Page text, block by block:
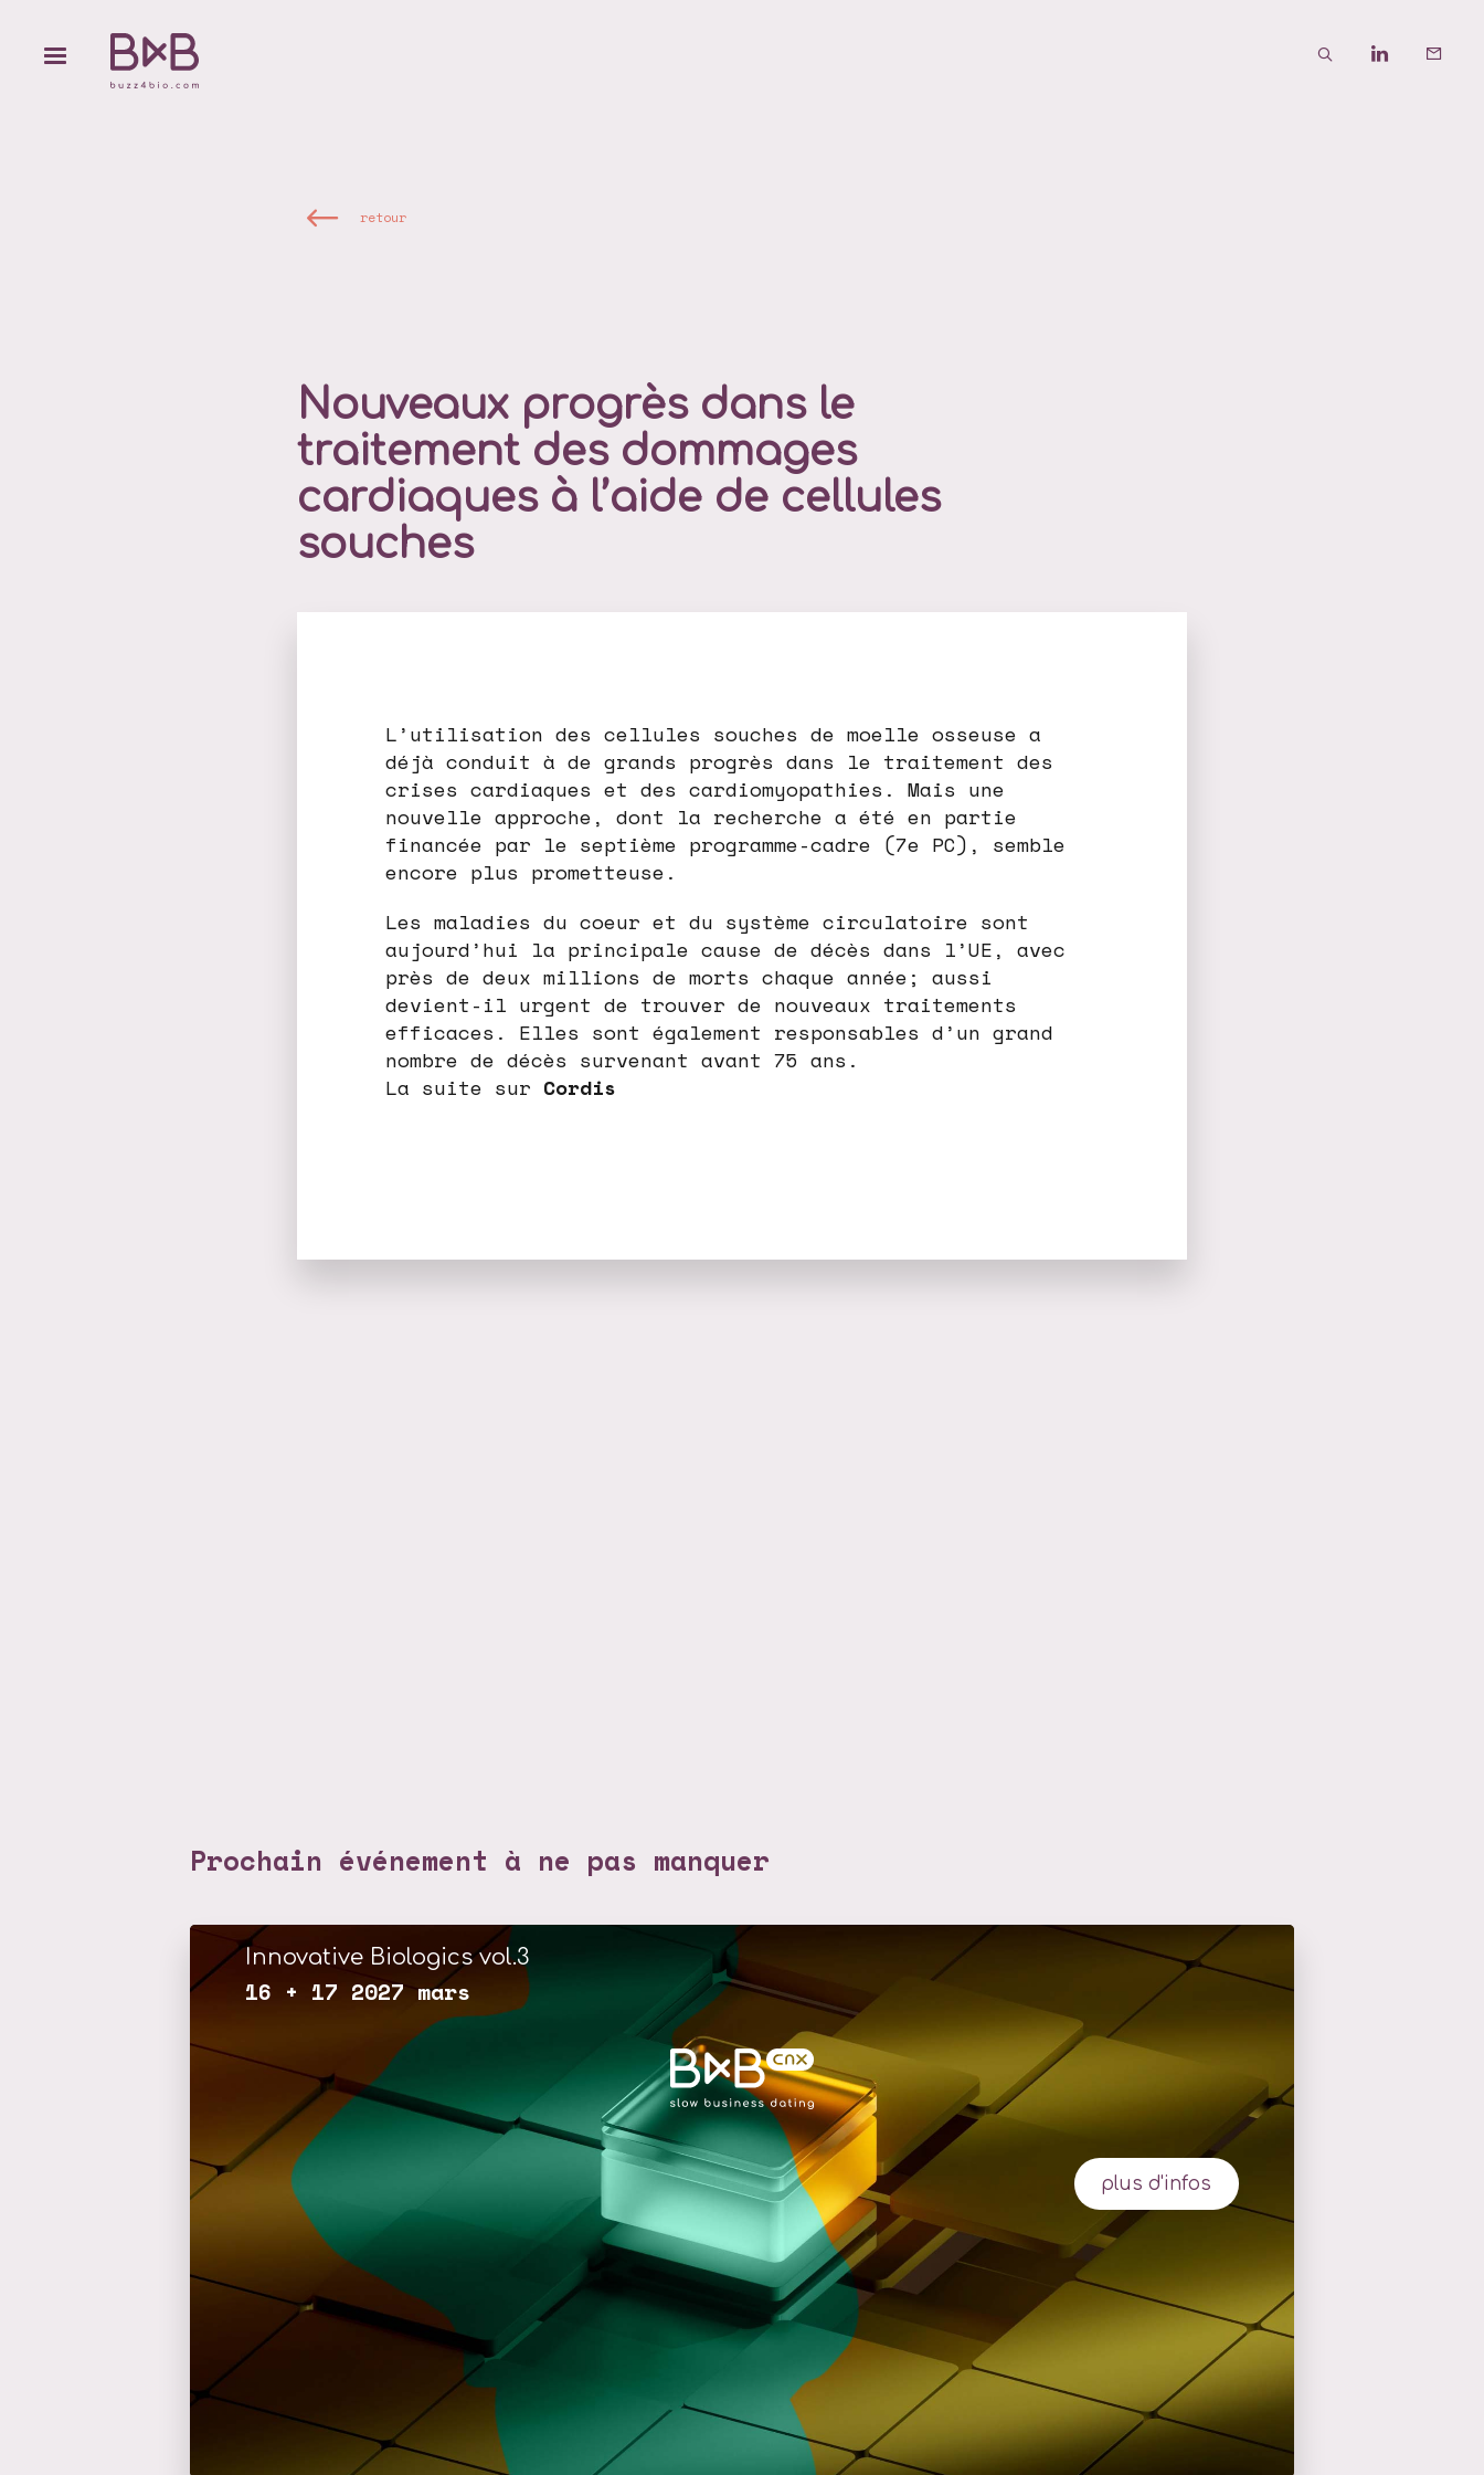
retour
Nouveaux progrès dans le
traitement des dommages
cardiaques à l’aide de cellules
souches
L’utilisation des cellules souches de moelle osseuse a
déjà conduit à de grands progrès dans le traitement des
crises cardiaques et des cardiomyopathies. Mais une
nouvelle approche, dont la recherche a été en partie
financée par le septième programme-cadre (7e PC), semble
encore plus prometteuse.
Les maladies du coeur et du système circulatoire sont
aujourd’hui la principale cause de décès dans l’UE, avec
près de deux millions de morts chaque année; aussi
devient-il urgent de trouver de nouveaux traitements
efficaces. Elles sont également responsables d’un grand
nombre de décès survenant avant 75 ans.
La suite sur Cordis
Prochain événement à ne pas manquer
Innovative Biologics vol.3
16 + 17 2027 mars
plus d'infos